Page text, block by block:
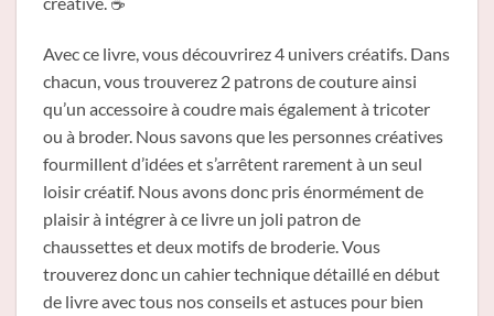
Avec ce livre, vous découvrirez 4 univers créatifs. Dans
chacun, vous trouverez 2 patrons de couture ainsi
qu’un accessoire à coudre mais également à tricoter
ou à broder. Nous savons que les personnes créatives
fourmillent d’idées et s’arrêtent rarement à un seul
loisir créatif. Nous avons donc pris énormément de
plaisir à intégrer à ce livre un joli patron de
chaussettes et deux motifs de broderie. Vous
trouverez donc un cahier technique détaillé en début
de livre avec tous nos conseils et astuces pour bien